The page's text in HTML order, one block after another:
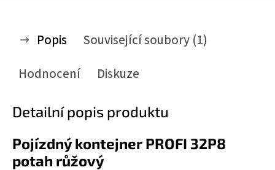
Popis
Související soubory (1)
Hodnocení
Diskuze
Detailní popis produktu
Pojízdný kontejner PROFI 32P8
potah růžový